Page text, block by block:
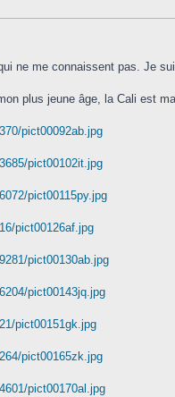
ne me connaissent pas. Je
plus jeune âge, la Cali est
pict00092ab.jpg
pict00102it.jpg
pict00115py.jpg
pict00126af.jpg
pict00130ab.jpg
pict00143jq.jpg
pict00151gk.jpg
pict00165zk.jpg
pict00170al.jpg